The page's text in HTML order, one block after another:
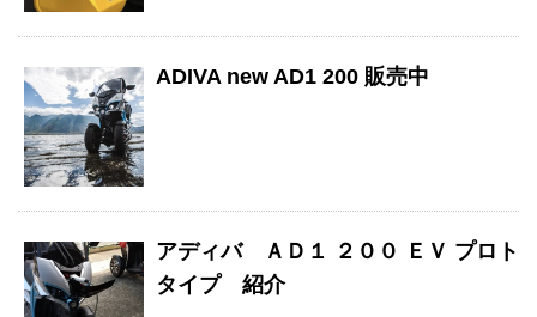
ADIVA new AD1 200 販売中
アディバ ＡＤ１ ２００ ＥＶ プロト
タイプ 紹介